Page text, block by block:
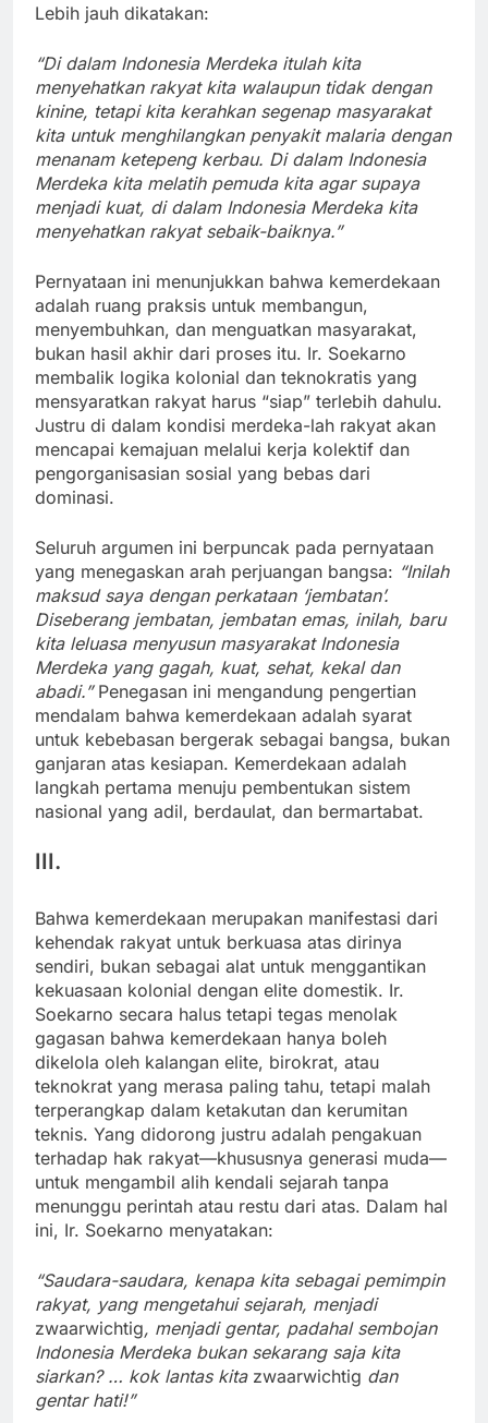
Lebih jauh dikatakan:
“Di dalam Indonesia Merdeka itulah kita
menyehatkan rakyat kita walaupun tidak dengan
kinine, tetapi kita kerahkan segenap masyarakat
kita untuk menghilangkan penyakit malaria dengan
menanam ketepeng kerbau. Di dalam Indonesia
Merdeka kita melatih pemuda kita agar supaya
menjadi kuat, di dalam Indonesia Merdeka kita
menyehatkan rakyat sebaik-baiknya.”
Pernyataan ini menunjukkan bahwa kemerdekaan
adalah ruang praksis untuk membangun,
menyembuhkan, dan menguatkan masyarakat,
bukan hasil akhir dari proses itu. Ir. Soekarno
membalik logika kolonial dan teknokratis yang
mensyaratkan rakyat harus “siap” terlebih dahulu.
Justru di dalam kondisi merdeka-lah rakyat akan
mencapai kemajuan melalui kerja kolektif dan
pengorganisasian sosial yang bebas dari
dominasi.
Seluruh argumen ini berpuncak pada pernyataan
yang menegaskan arah perjuangan bangsa: “Inilah
maksud saya dengan perkataan ‘jembatan’.
Diseberang jembatan, jembatan emas, inilah, baru
kita leluasa menyusun masyarakat Indonesia
Merdeka yang gagah, kuat, sehat, kekal dan
abadi.”Penegasan ini mengandung pengertian
mendalam bahwa kemerdekaan adalah syarat
untuk kebebasan bergerak sebagai bangsa, bukan
ganjaran atas kesiapan. Kemerdekaan adalah
langkah pertama menuju pembentukan sistem
nasional yang adil, berdaulat, dan bermartabat.
III.
Bahwa kemerdekaan merupakan manifestasi dari
kehendak rakyat untuk berkuasa atas dirinya
sendiri, bukan sebagai alat untuk menggantikan
kekuasaan kolonial dengan elite domestik. Ir.
Soekarno secara halus tetapi tegas menolak
gagasan bahwa kemerdekaan hanya boleh
dikelola oleh kalangan elite, birokrat, atau
teknokrat yang merasa paling tahu, tetapi malah
terperangkap dalam ketakutan dan kerumitan
teknis. Yang didorong justru adalah pengakuan
terhadap hak rakyat—khususnya generasi muda—
untuk mengambil alih kendali sejarah tanpa
menunggu perintah atau restu dari atas. Dalam hal
ini, Ir. Soekarno menyatakan:
“Saudara-saudara, kenapa kita sebagai pemimpin
rakyat, yang mengetahui sejarah, menjadi
zwaarwichtig, menjadi gentar, padahal sembojan
Indonesia Merdeka bukan sekarang saja kita
siarkan? … kok lantas kita zwaarwichtig dan
gentar hati!”